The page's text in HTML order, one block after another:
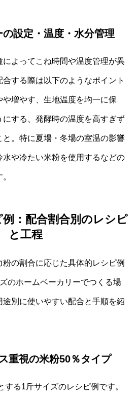
設定・温度・水分管理
によってこね時間や温度管理が異
する際は以下のようなポイント
増やす、生地温度を均一に保
する、発酵時の温度を高すぎず
。特に夏場・冬場の室温の影響
水や冷たい米粉を使用するなどの
：配合割合別のレシピ
と工程
の割合に応じた具体的レシピ例
のホームベーカリーでつくる場
別に使いやすい配合と手順を紹
重視の米粉50％タイプ
る1斤サイズのレシピ例です。